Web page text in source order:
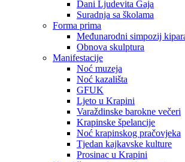
Dani Ljudevita Gaja
Suradnja sa školama
Forma prima
Međunarodni simpozij
Obnova skulptura
Manifestacije
Noć muzeja
Noć kazališta
GFUK
Ljeto u Krapini
Varaždinske barokne večeri
Krapinske špelancije
Noć krapinskog pračovjeka
Tjedan kajkavske kulture
Prosinac u Krapini